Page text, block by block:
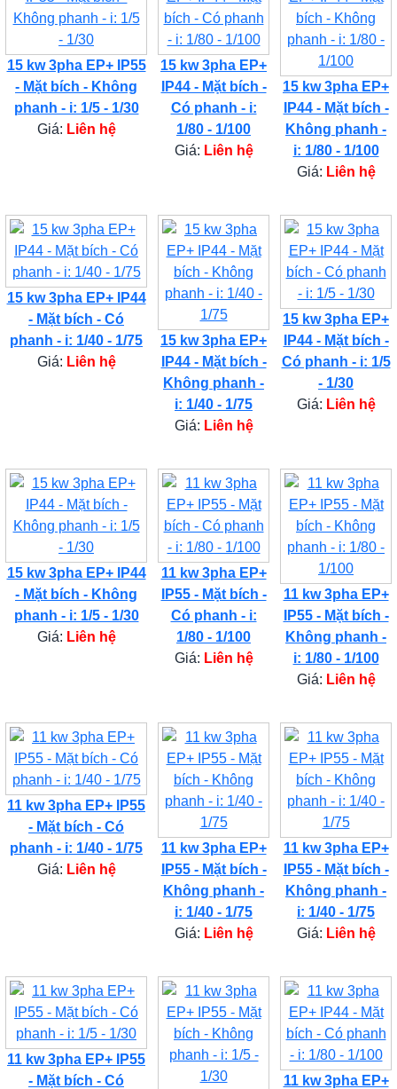
15 kw 3pha EP+ IP55
- Mặt bích - Không
phanh - i: 1/5 - 1/30
Giá: Liên hệ
15 kw 3pha EP+
IP44 - Mặt bích -
Có phanh - i:
1/80 - 1/100
Giá: Liên hệ
15 kw 3pha EP+
IP44 - Mặt bích -
Không phanh -
i: 1/80 - 1/100
Giá: Liên hệ
15 kw 3pha EP+ IP44
- Mặt bích - Có
phanh - i: 1/40 - 1/75
Giá: Liên hệ
15 kw 3pha EP+
IP44 - Mặt bích -
Không phanh -
i: 1/40 - 1/75
Giá: Liên hệ
15 kw 3pha EP+
IP44 - Mặt bích -
Có phanh - i: 1/5
- 1/30
Giá: Liên hệ
15 kw 3pha EP+ IP44
- Mặt bích - Không
phanh - i: 1/5 - 1/30
Giá: Liên hệ
11 kw 3pha EP+
IP55 - Mặt bích -
Có phanh - i:
1/80 - 1/100
Giá: Liên hệ
11 kw 3pha EP+
IP55 - Mặt bích -
Không phanh -
i: 1/80 - 1/100
Giá: Liên hệ
11 kw 3pha EP+ IP55
- Mặt bích - Có
phanh - i: 1/40 - 1/75
Giá: Liên hệ
11 kw 3pha EP+
IP55 - Mặt bích -
Không phanh -
i: 1/40 - 1/75
Giá: Liên hệ
11 kw 3pha EP+
IP55 - Mặt bích -
Không phanh -
i: 1/40 - 1/75
Giá: Liên hệ
11 kw 3pha EP+ IP55
- Mặt bích - Có
11 kw 3pha EP+